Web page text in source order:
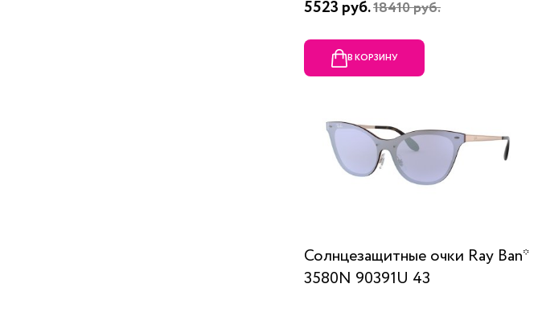
5523 руб.18410 руб.
В КОРЗИНУ
Солнцезащитные очки Ray Ban*
3580N 90391U 43